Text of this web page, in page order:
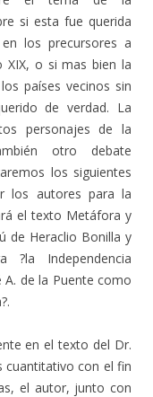
si esta fue querida
los precursores a
XIX, o si mas bien la
países vecinos sin
de verdad. La
personajes de la
otro debate
los siguientes
los autores para la
el texto Metáfora y
de Heraclio Bonilla y
?la Independencia
A. de la Puente como
en el texto del Dr.
cuantitativo con el fin
el autor, junto con